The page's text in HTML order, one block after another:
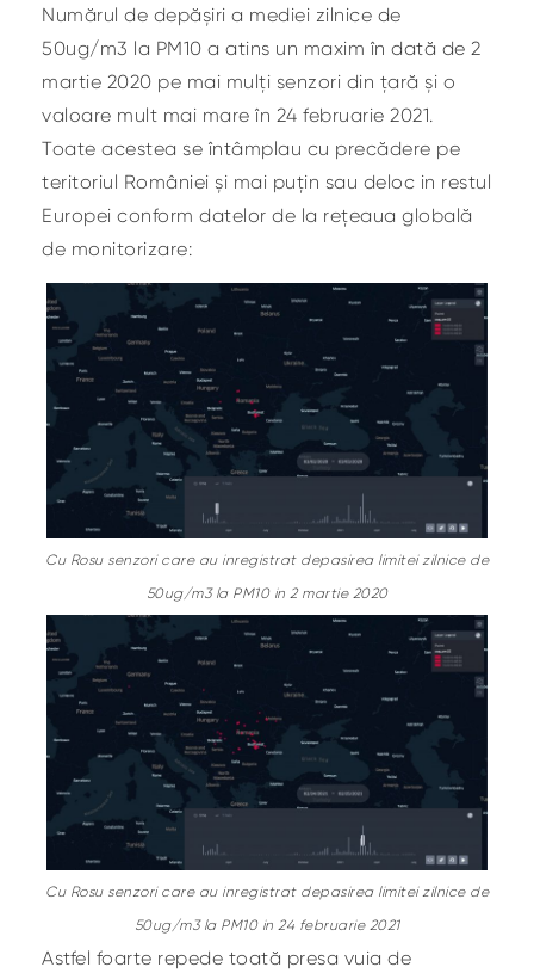
Numărul de depășiri a mediei zilnice de
50ug/m3 la PM10 a atins un maxim în dată de 2
martie 2020 pe mai mulți senzori din țară și o
valoare mult mai mare în 24 februarie 2021.
Toate acestea se întâmplau cu precădere pe
teritoriul României și mai puțin sau deloc in restul
Europei conform datelor de la rețeaua globală
de monitorizare:
Cu Rosu senzori care au inregistrat depasirea limitei zilnice de
50ug/m3 la PM10 in 2 martie 2020
Cu Rosu senzori care au inregistrat depasirea limitei zilnice de
50ug/m3 la PM10 in 24 februarie 2021
Astfel foarte repede toată presa vuia de